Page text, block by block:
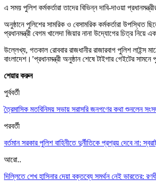
এ সময় পুলিশ কর্মকর্তারা তাদের বিভিন্ন দাবি-দাওয়া
অনুষ্ঠানে পুলিশের সামরিক ও বেসামরিক কর্মকর্তারা উপস্থিত
প্রধানমন্ত্রী বেগম খালেদা জিয়ার নানা উদ্যোগের চিত্র নিয়ে
উল্লেখ্য, গতকাল রোববার রাজধানীর রাজারবাগ পুলিশ
বাংলাদেশ।’প্রধানমন্ত্রী অনুষ্ঠান শেষে টাইগার গেইটের
শেয়ার করুন
পুর্ববর্তী
ত্রৈমাসিক মতবিনিময় সভায় সরাসরি জনগণের কথা শুনলেন
পরবর্তী
বর্তমান সরকার পুলিশ বাহিনীতে দুর্নীতিকে প্রশ্রয় দেবে না:
আরো..
দিল্লিতে শেখ হাসিনার দেয়া বক্তব্যে সমর্থন নেই ভারতের: